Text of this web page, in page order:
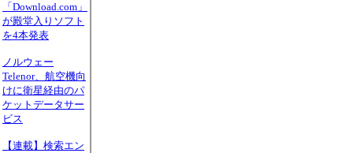
「Download.com」
が殿堂入りソフト
を4本発表
ノルウェー
Telenor、航空機向
けに衛星経由のパ
ケットデータサー
ビス
【連載】検索エン